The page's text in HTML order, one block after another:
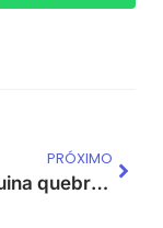
PRÓXIMO
Sua máquina quebra? As máquinas não foram feitas para quebrar!